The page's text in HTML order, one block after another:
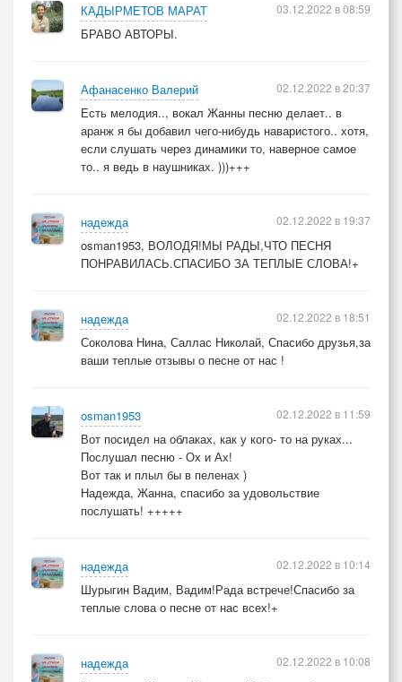
КАДЫРМЕТОВ МАРАТ
БРАВО АВТОРЫ.
03.12.2022 в 08:59
Афанасенко Валерий
Есть мелодия.., вокал Жанны песню делает.. в
аранж я бы добавил чего-нибудь наваристого.. хотя,
если слушать через динамики то, наверное самое
то.. я ведь в наушниках. )))+++
02.12.2022 в 20:37
надежда
osman1953, ВОЛОДЯ!МЫ РАДЫ,ЧТО ПЕСНЯ
ПОНРАВИЛАСЬ.СПАСИБО ЗА ТЕПЛЫЕ СЛОВА!+
02.12.2022 в 19:37
надежда
Соколова Нина, Саллас Николай, Спасибо друзья,за
ваши теплые отзывы о песне от нас !
02.12.2022 в 18:51
osman1953
Вот посидел на облаках, как у кого- то на руках...
Послушал песню - Ох и Ах!
Вот так и плыл бы в пеленах )
Надежда, Жанна, спасибо за удовольствие
послушать! +++++
02.12.2022 в 11:59
надежда
Шурыгин Вадим, Вадим!Рада встрече!Спасибо за
теплые слова о песне от нас всех!+
02.12.2022 в 10:14
надежда
02.12.2022 в 10:08